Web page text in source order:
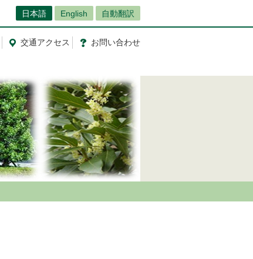
日本語 English 自動翻訳
交通アクセス お問い合わせ